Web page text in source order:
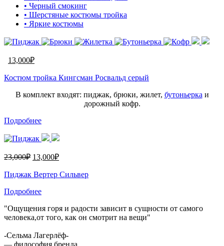
• Черный смокинг
• Шерстяные костюмы тройка
• Яркие костюмы
13,000₽
Костюм тройка Кингсман Росвальд серый
В комплект входят: пиджак, брюки, жилет, бутоньерка и
дорожный кофр.
Подробнее
23,000₽ 13,000₽
Пиджак Вертер Сильвер
Подробнее
"Ощущения горя и радости зависит в сущности от самого
человека,от того, как он смотрит на вещи"
-Сельма Лагерлёф-
— философия бренда